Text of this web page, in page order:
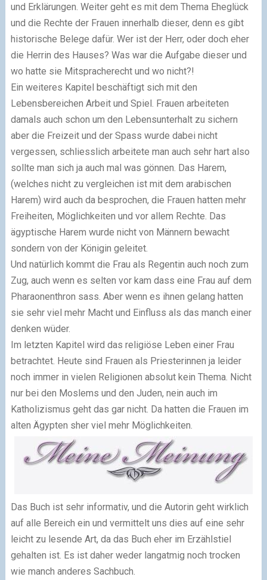
und Erklärungen. Weiter geht es mit dem Thema Eheglück
und die Rechte der Frauen innerhalb dieser, denn es gibt
historische Belege dafür. Wer ist der Herr, oder doch eher
die Herrin des Hauses? Was war die Aufgabe dieser und
wo hatte sie Mitspracherecht und wo nicht?!
Ein weiteres Kapitel beschäftigt sich mit den
Lebensbereichen Arbeit und Spiel. Frauen arbeiteten
damals auch schon um den Lebensunterhalt zu sichern
aber die Freizeit und der Spass wurde dabei nicht
vergessen, schliesslich arbeitete man auch sehr hart also
sollte man sich ja auch mal was gönnen. Das Harem,
(welches nicht zu vergleichen ist mit dem arabischen
Harem) wird auch da besprochen, die Frauen hatten mehr
Freiheiten, Möglichkeiten und vor allem Rechte. Das
ägyptische Harem wurde nicht von Männern bewacht
sondern von der Königin geleitet.
Und natürlich kommt die Frau als Regentin auch noch zum
Zug, auch wenn es selten vor kam dass eine Frau auf dem
Pharaonenthron sass. Aber wenn es ihnen gelang hatten
sie sehr viel mehr Macht und Einfluss als das manch einer
denken wüder.
Im letzten Kapitel wird das religiöse Leben einer Frau
betrachtet. Heute sind Frauen als Priesterinnen ja leider
noch immer in vielen Religionen absolut kein Thema. Nicht
nur bei den Moslems und den Juden, nein auch im
Katholizismus geht das gar nicht. Da hatten die Frauen im
alten Ägypten sher viel mehr Möglichkeiten.
Das Buch ist sehr informativ, und die Autorin geht wirklich
auf alle Bereich ein und vermittelt uns dies auf eine sehr
leicht zu lesende Art, da das Buch eher im Erzählstiel
gehalten ist. Es ist daher weder langatmig noch trocken
wie manch anderes Sachbuch.